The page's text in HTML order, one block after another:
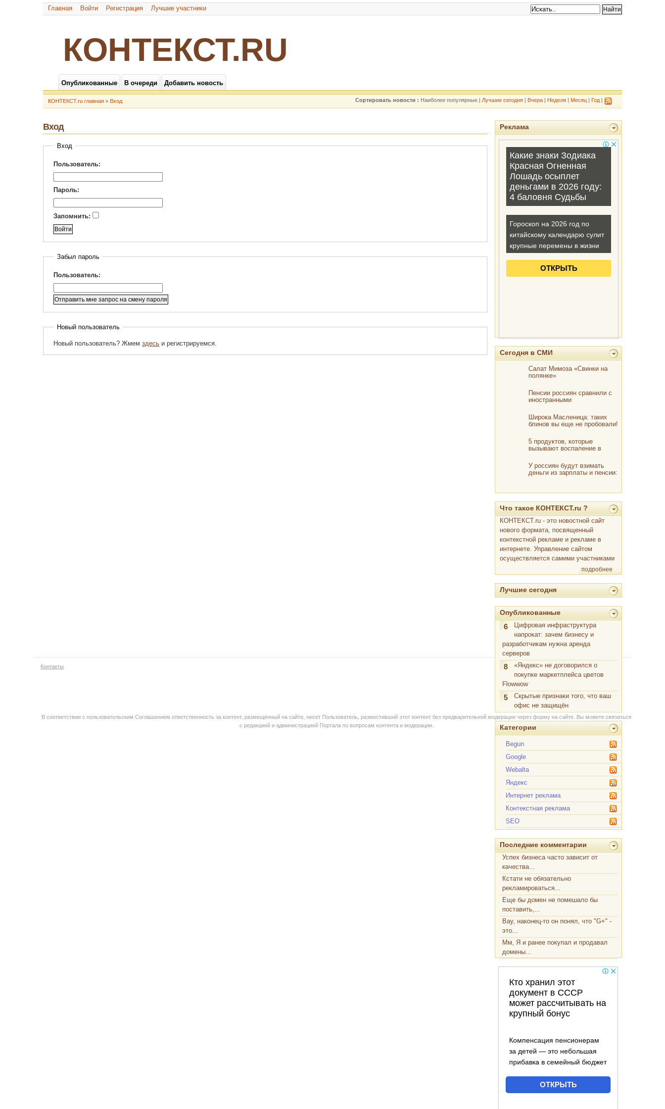
Главная Войти Регистрация Лучшие участники
КОНТЕКСТ.RU
Опубликованные В очереди Добавить новость
КОНТЕКСТ.ru главная »Вход Сортировать новости : Наиболее популярные | Лучшие сегодня| Вчера| Неделя| Месяц| Год|
Вход
Вход
Пользователь:
Пароль:
Запомнить:
Забыл пароль
Пользователь:
Новый пользователь
Новый пользователь? Жмемздесь и регистрируемся.
Реклама
Сегодня в СМИ
Салат Мимоза «Свинки на
полянке»
Пенсии россиян сравнили с
иностранными
Широка Масленица: таких
блинов вы еще не пробовали!
5 продуктов, которые
вызывают воспаление в
У россиян будут взимать
деньги из зарплаты и пенсии:
Что такое КОНТЕКСТ.ru ?
КОНТЕКСТ.ru - это новостной сайт
нового формата, посвященный
контекстной рекламе и рекламе в
интернете. Управление сайтом
осуществляется самими участниками
подробнее
Лучшие сегодня
Опубликованные
6
Цифровая инфраструктура
напрокат: зачем бизнесу и
разработчикам нужна аренда
серверов
8
«Яндекс» не договорился о
покупке маркетплейса цветов
Flowwow
5
Скрытые признаки того, что ваш
офис не защищён
Категории
Begun
Google
Webalta
Яндекс
Интернет реклама
Контекстная реклама
SEO
Последние комментарии
Успех бизнеса часто зависит от
качества...
Кстати не обязательно
рекламироваться...
Еще бы домен не помешало бы
поставить,...
Вау, наконец-то он понял, что "G+" -
это...
Мм, Я и ранее покупал и продавал
домены...
Контакты
В соответствии с пользовательским Соглашением ответственность за контент, размещенный на сайте, несет Пользователь, разместивший этот контент без предварительной модерации через форму на сайте. Вы можете связаться
с редакцией и администрацией Портала по вопросам контента и модерации.